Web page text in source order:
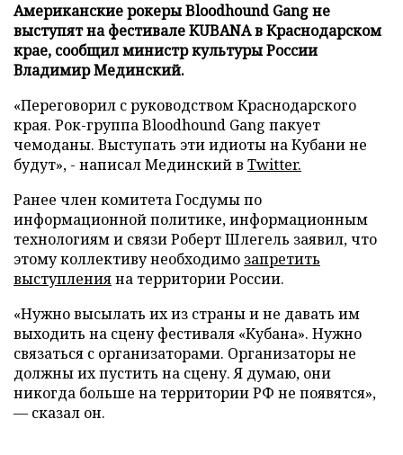
Американские рокеры Bloodhound Gang не
выступят на фестивале KUBANA в Краснодарском
крае, сообщил министр культуры России
Владимир Мединский.
«Переговорил с руководством Краснодарского
края. Рок-группа Bloodhound Gang пакует
чемоданы. Выступать эти идиоты на Кубани не
будут», - написал Мединский в Twitter.
Ранее член комитета Госдумы по
информационной политике, информационным
технологиям и связи Роберт Шлегель заявил, что
этому коллективу необходимо запретить
выступленияна территории России.
«Нужно высылать их из страны и не давать им
выходить на сцену фестиваля «Кубана». Нужно
связаться с организаторами. Организаторы не
должны их пустить на сцену. Я думаю, они
никогда больше на территории РФ не появятся»,
— сказал он.